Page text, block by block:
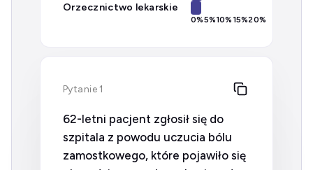
Orzecznictwo lekarskie
0%5%10%15%20%
Pytanie 1
62-letni pacjent zgłosił się do
szpitala z powodu uczucia bólu
zamostkowego, które pojawiło się